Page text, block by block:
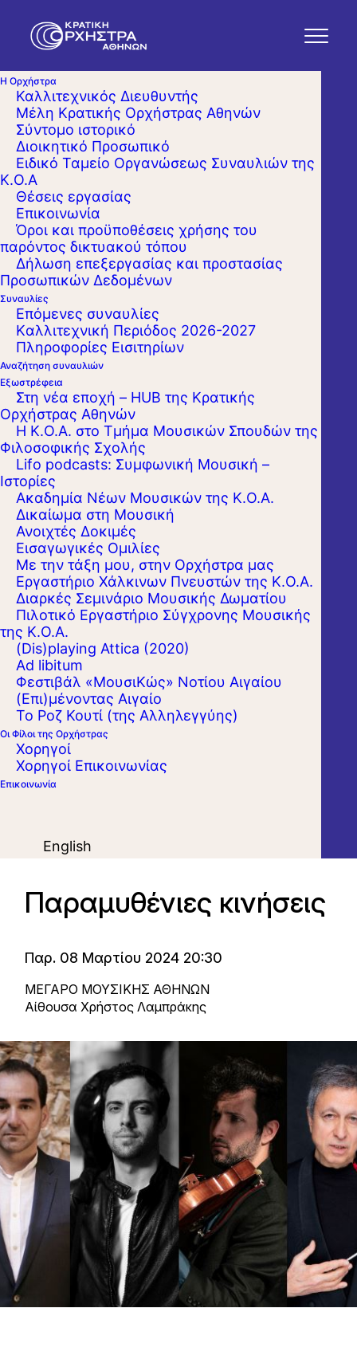
Η Ορχήστρα
Καλλιτεχνικός Διευθυντής
Μέλη Κρατικής Ορχήστρας Αθηνών
Σύντομο ιστορικό
Διοικητικό Προσωπικό
Ειδικό Ταμείο Οργανώσεως Συναυλιών της
Κ.Ο.Α
Θέσεις εργασίας
Επικοινωνία
Όροι και προϋποθέσεις χρήσης του
παρόντος δικτυακού τόπου
Δήλωση επεξεργασίας και προστασίας
Προσωπικών Δεδομένων
Συναυλίες
Επόμενες συναυλίες
Kαλλιτεχνική Περιόδος 2026-2027
Πληροφορίες Εισιτηρίων
Αναζήτηση συναυλιών
Εξωστρέφεια
Στη νέα εποχή – HUB της Κρατικής
Ορχήστρας Αθηνών
Η Κ.Ο.Α. στο Τμήμα Μουσικών Σπουδών της
Φιλοσοφικής Σχολής
Lifo podcasts: Συμφωνική Μουσική –
Ιστορίες
Ακαδημία Νέων Μουσικών της Κ.Ο.Α.
Δικαίωμα στη Μουσική
Ανοιχτές Δοκιμές
Εισαγωγικές Ομιλίες
Με την τάξη μου, στην Ορχήστρα μας
Εργαστήριo Χάλκινων Πνευστών της Κ.Ο.Α.
Διαρκές Σεμινάριο Μουσικής Δωματίου
Πιλοτικό Εργαστήριο Σύγχρονης Μουσικής
της Κ.Ο.Α.
(Dis)playing Attica (2020)
Ad libitum
Φεστιβάλ «ΜουσιΚώς» Νοτίου Αιγαίου
(Επι)μένοντας Αιγαίο
Το Ροζ Κουτί (της Αλληλεγγύης)
Οι Φίλοι της Ορχήστρας
Χορηγοί
Χορηγοί Επικοινωνίας
Επικοινωνία
English
Παραμυθένιες κινήσεις
Παρ. 08 Μαρτίου 2024 20:30
ΜΕΓΑΡΟ ΜΟΥΣΙΚΗΣ ΑΘΗΝΩΝ
Αίθουσα Χρήστος Λαμπράκης